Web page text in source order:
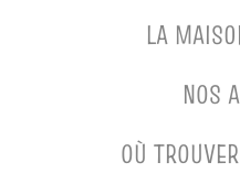
LA
NOS
OÙ